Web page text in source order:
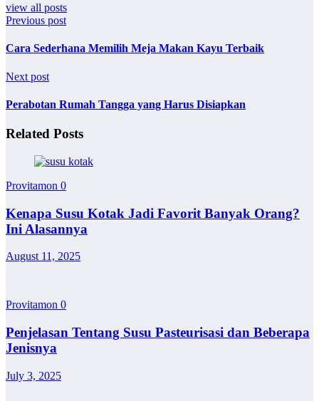
view all posts
Previous post
Cara Sederhana Memilih Meja Makan Kayu Terbaik
Next post
Perabotan Rumah Tangga yang Harus Disiapkan
Related Posts
Provitamon 0
Kenapa Susu Kotak Jadi Favorit Banyak Orang?
Ini Alasannya
August 11, 2025
Provitamon 0
Penjelasan Tentang Susu Pasteurisasi dan Beberapa
Jenisnya
July 3, 2025